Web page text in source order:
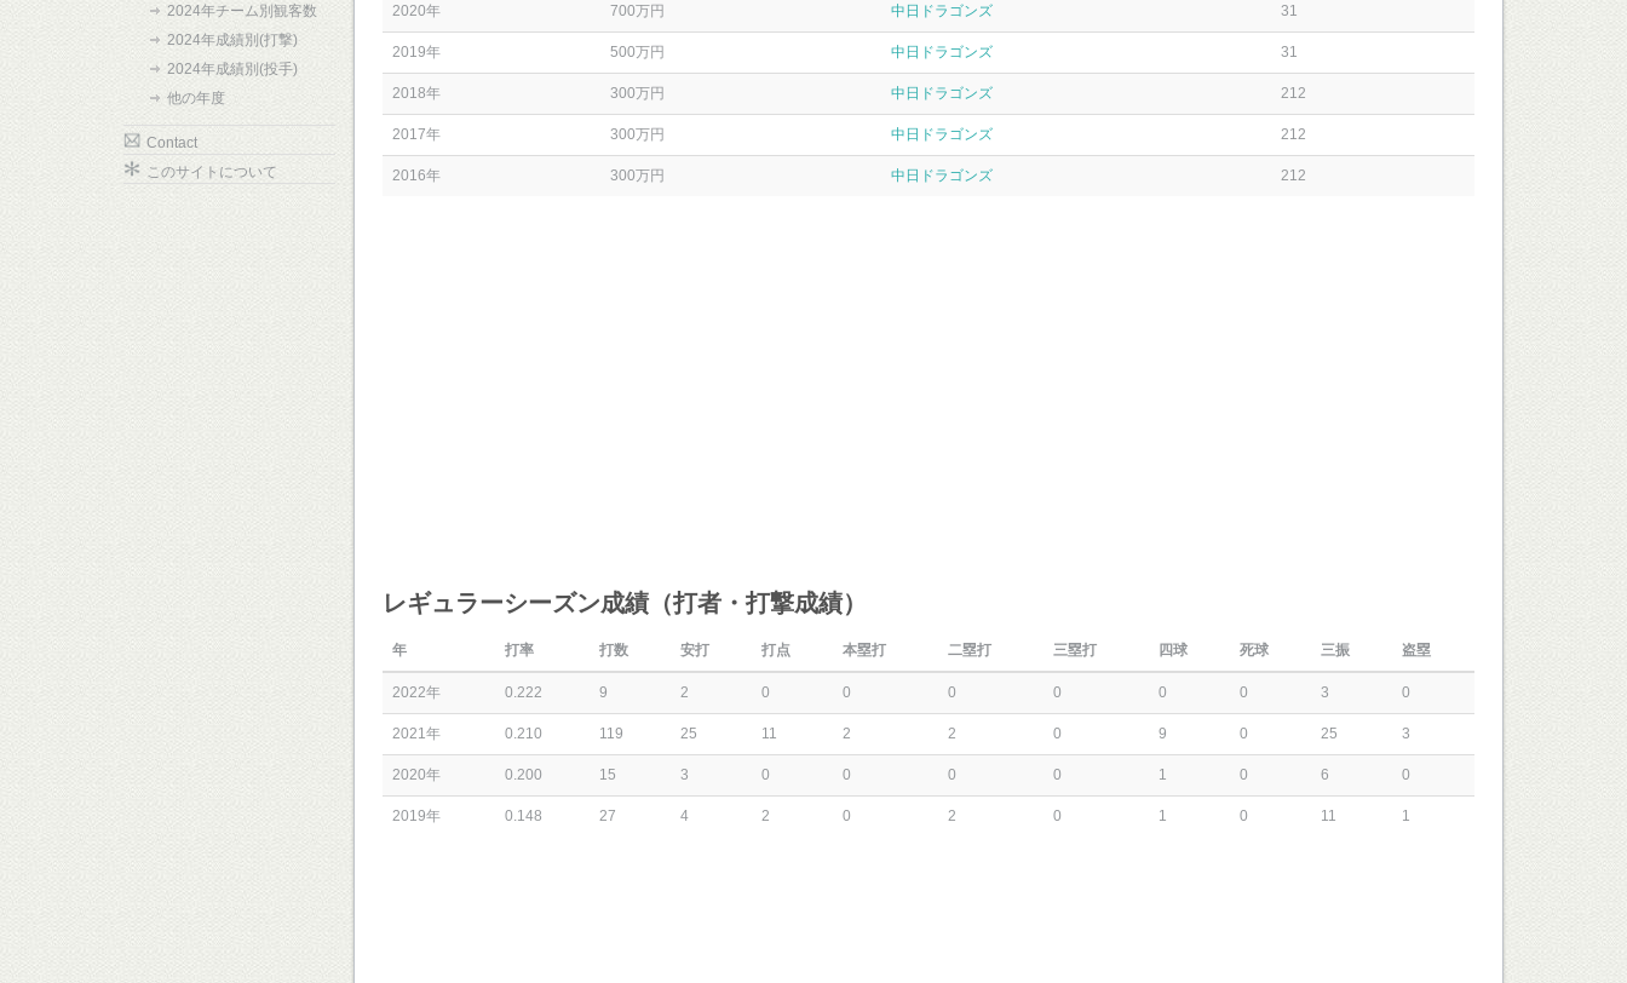
2024年チーム別観客数
2024年成績別(打撃)
2024年成績別(投手)
他の年度
Contact
このサイトについて
2020年 700万円 中日ドラゴンズ 31
2019年 500万円 中日ドラゴンズ 31
2018年 300万円 中日ドラゴンズ 212
2017年 300万円 中日ドラゴンズ 212
2016年 300万円 中日ドラゴンズ 212
レギュラーシーズン成績（打者・打撃成績）
年 打率 打数 安打 打点 本塁打 二塁打 三塁打 四球 死球 三振 盗塁
2022年 0.222 9 2 0 0 0 0 0 0 3 0
2021年 0.210 119 25 11 2 2 0 9 0 25 3
2020年 0.200 15 3 0 0 0 0 1 0 6 0
2019年 0.148 27 4 2 0 2 0 1 0 11 1